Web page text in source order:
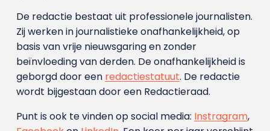
De redactie bestaat uit professionele journalisten.
Zij werken in journalistieke onafhankelijkheid, op
basis van vrije nieuwsgaring en zonder
beïnvloeding van derden. De onafhankelijkheid is
geborgd door een redactiestatuut. De redactie
wordt bijgestaan door een Redactieraad.
Punt is ook te vinden op social media: Instragram,